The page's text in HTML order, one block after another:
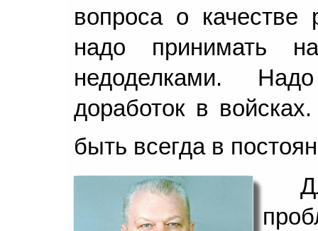
вопроса о качестве
надо принимать
недоделками.
доработок в
быть всегда в